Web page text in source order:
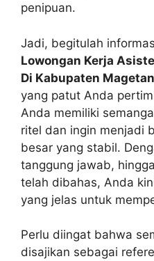
penipuan.
Jadi, begitulah
Lowongan Kerja
Di Kabupaten Magetan
yang patut Anda
Anda memiliki
ritel dan ingin menjadi
besar yang stabil.
tanggung jawab,
telah dibahas, Anda
yang jelas untuk
Perlu diingat bahwa
disajikan sebagai